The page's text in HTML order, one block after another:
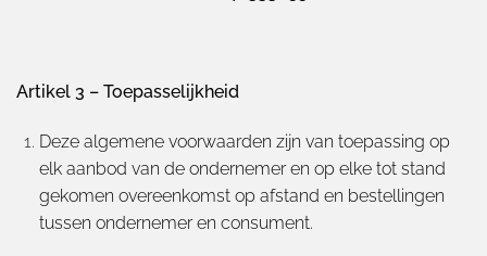
Artikel 3 – Toepasselijkheid
Deze algemene voorwaarden zijn van toepassing op
elk aanbod van de ondernemer en op elke tot stand
gekomen overeenkomst op afstand en bestellingen
tussen ondernemer en consument.